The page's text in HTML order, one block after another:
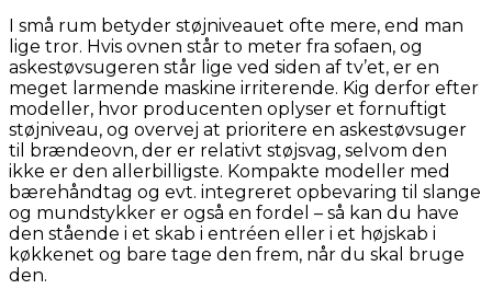
I små rum betyder støjniveauet ofte mere, end man
lige tror. Hvis ovnen står to meter fra sofaen, og
askestøvsugeren står lige ved siden af tv’et, er en
meget larmende maskine irriterende. Kig derfor efter
modeller, hvor producenten oplyser et fornuftigt
støjniveau, og overvej at prioritere en askestøvsuger
til brændeovn, der er relativt støjsvag, selvom den
ikke er den allerbilligste. Kompakte modeller med
bærehåndtag og evt. integreret opbevaring til slange
og mundstykker er også en fordel – så kan du have
den stående i et skab i entréen eller i et højskab i
køkkenet og bare tage den frem, når du skal bruge
den.